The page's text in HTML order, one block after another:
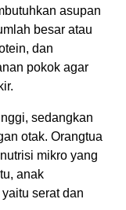
asupan
besar atau
dan
pokok agar
sedangkan
otak. Orangtua
mikro yang
anak
serat dan